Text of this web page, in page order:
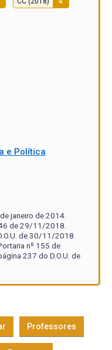
e Política
janeiro de 2014.
de 29/11/2018.
de 30/11/2018.
nº 155 de
237 do D.O.U. de
Professores